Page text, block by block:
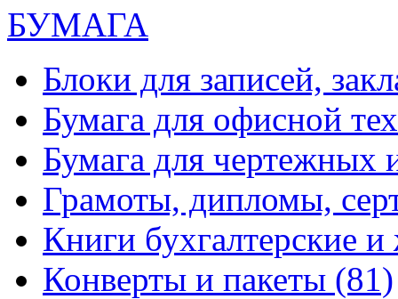
БУМАГА
Блоки для записей,
Бумага для офисной
Бумага для чертежных
Грамоты, дипломы,
Книги бухгалтерские
Конверты и пакеты (81)